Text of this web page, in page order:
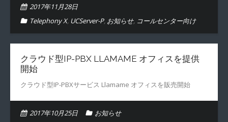
お問い合わせ
2017年11月28日
Telephony X, UCServer-P, お知らせ, コールセンター向け
クラウド型IP-PBX LLAMAME オフィスを提供
開始
クラウド型IP-PBXサービス Llamame オフィスを販売開始
2017年10月25日 お知らせ